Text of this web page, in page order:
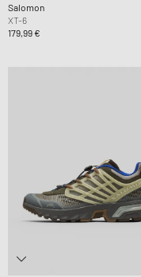
Salomon
XT-6
179,99 €